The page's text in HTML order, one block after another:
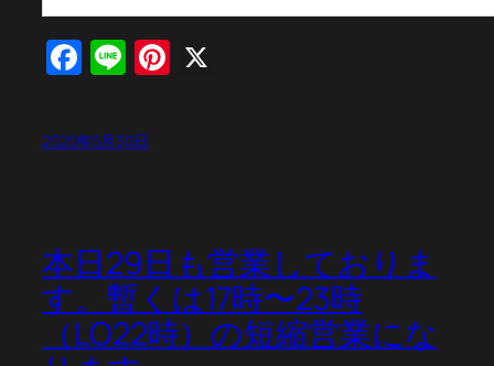
Facebook
LinePinterest
2020年5月30日
本日29日も営業しておりま
す。暫くは17時〜23時
（LO22時）の短縮営業にな